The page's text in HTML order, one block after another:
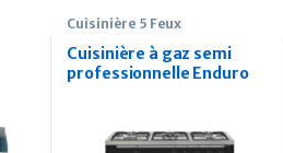
Cuisinière 5 Feux
Cuisinière à gaz semi
professionnelle Enduro